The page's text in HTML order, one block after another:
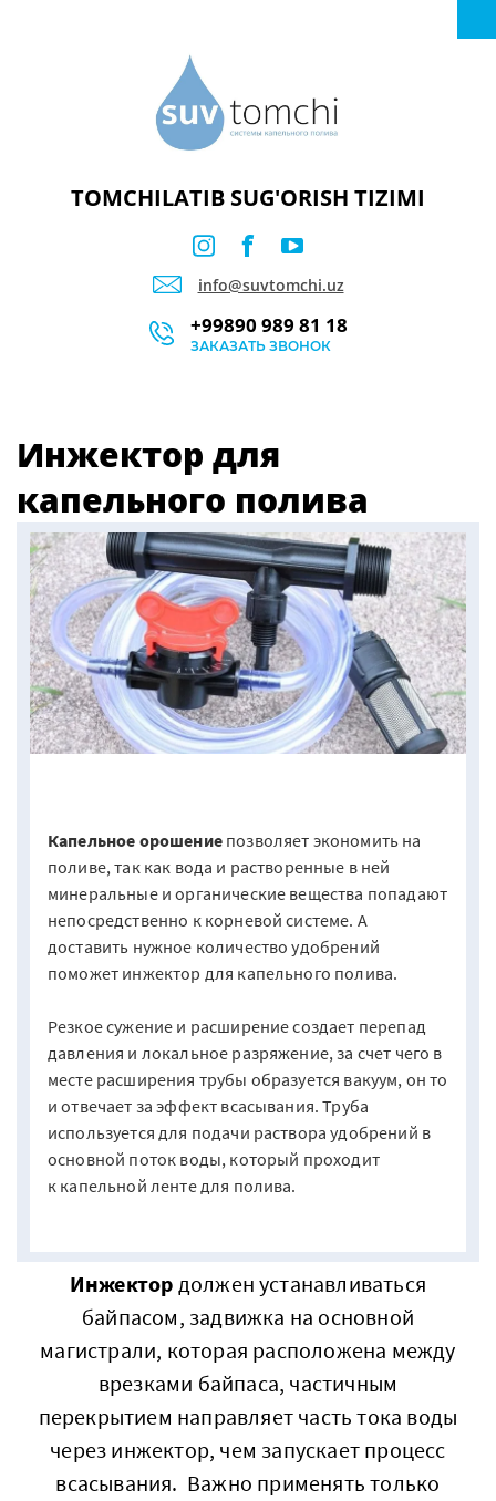
TOMCHILATIB SUG'ORISH TIZIMI
info@suvtomchi.uz
+99890 989 81 18
ЗАКАЗАТЬ ЗВОНОК
Инжектор для
капельного полива
Капельное орошениепозволяет экономить на
поливе, так как вода и растворенные в ней
минеральные и органические вещества попадают
непосредственно к корневой системе. А
доставить нужное количество удобрений
поможет инжектор для капельного полива.
​​​​​​​Резкое сужение и расширение создает перепад
давления и локальное разряжение, за счет чего в
месте расширения трубы образуется вакуум, он то
и отвечает за эффект всасывания. Труба
используется для подачи раствора удобрений в
основной поток воды, который проходит
к капельной ленте для полива.
Инжектор должен устанавливаться
байпасом, задвижка на основной
магистрали, которая расположена между
врезками байпаса, частичным
перекрытием направляет часть тока воды
через инжектор, чем запускает процесс
всасывания. Важно применять только